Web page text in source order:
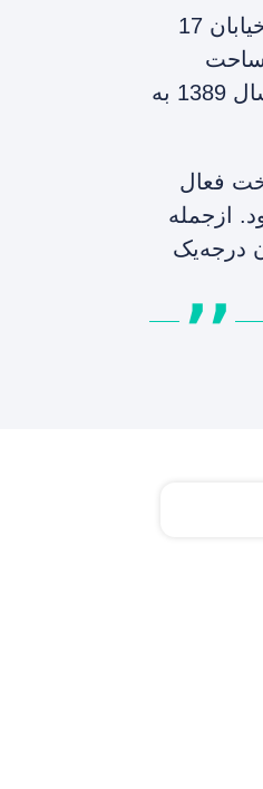
بیمارستان آریا، یکی از باسابقه‌ترین بیمارستان‌های خیابان 17
به مساحت
15.000 مترمربع با 100 تخت ثابت تأسیس شده و سال 1389 به
خصوصی آریا اهواز، در حال حاضر 252 تخت فعال
ازجمله
درجه‌یک